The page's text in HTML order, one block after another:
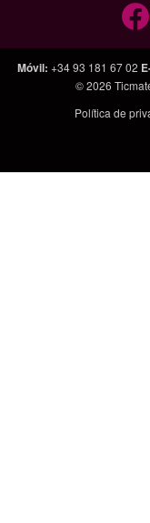
Móvil: +34 93 181 67 02
© 2026
Política de